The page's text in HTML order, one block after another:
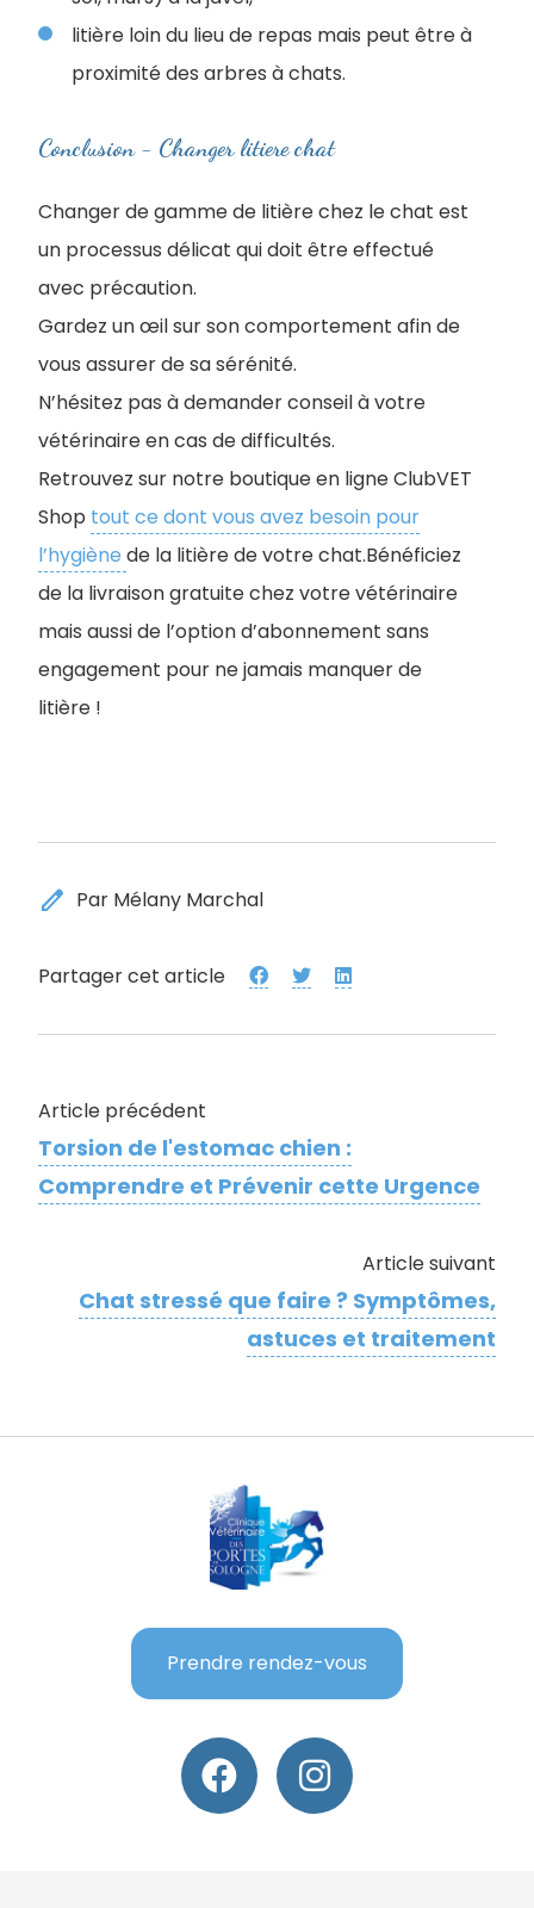
litière loin du lieu de repas mais peut être à
proximité des arbres à chats.
Conclusion - Changer litiere chat
Changer de gamme de litière chez le chat est
un processus délicat qui doit être effectué
avec précaution.
Gardez un œil sur son comportement afin de
vous assurer de sa sérénité.
N’hésitez pas à demander conseil à votre
vétérinaire en cas de difficultés.
Retrouvez sur notre boutique en ligne ClubVET
Shop tout ce dont vous avez besoin pour
l’hygiène de la litière de votre chat.Bénéficiez
de la livraison gratuite chez votre vétérinaire
mais aussi de l’option d’abonnement sans
engagement pour ne jamais manquer de
litière !
edit Par Mélany Marchal
Partager cet article
Article précédent
Torsion de l'estomac chien :
Comprendre et Prévenir cette Urgence
Article suivant
Chat stressé que faire ? Symptômes,
astuces et traitement
Prendre rendez-vous